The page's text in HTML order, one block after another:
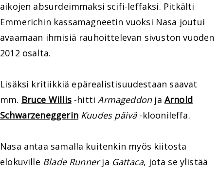
aikojen absurdeimmaksi scifi-leffaksi. Pitkälti
Emmerichin kassamagneetin vuoksi Nasa joutui
avaamaan ihmisiä rauhoittelevan sivuston vuoden
2012 osalta.
Lisäksi kritiikkiä epärealistisuudestaan saavat
mm. Bruce Willis-hittiArmageddonja Arnold
Schwarzeneggerin Kuudes päivä-kloonileffa.
Nasa antaa samalla kuitenkin myös kiitosta
elokuville Blade Runnerja Gattaca, jota se ylistää